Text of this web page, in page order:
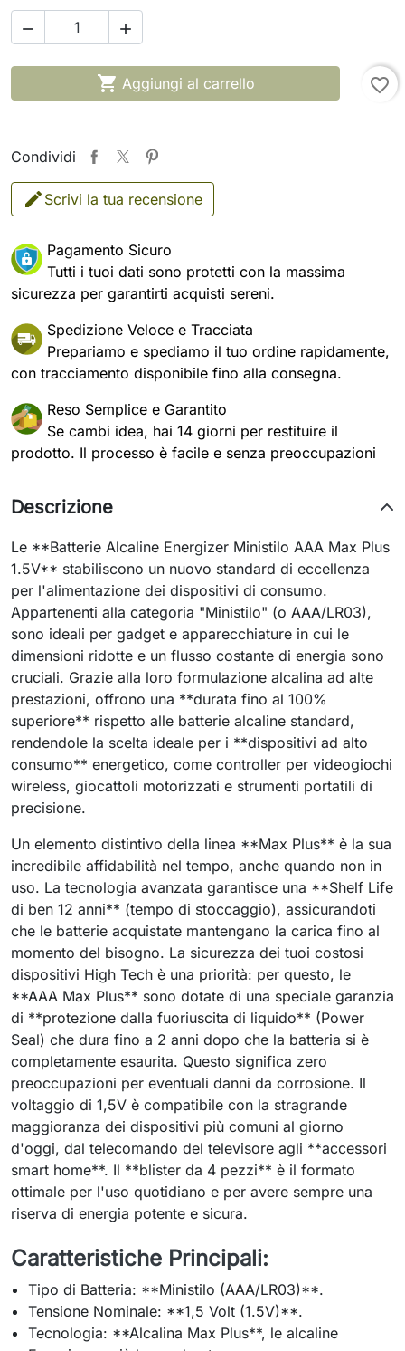
 
 Aggiungi al carrello favorite_border
Condividi
Scrivi la tua recensione
Pagamento Sicuro
Tutti i tuoi dati sono protetti con la massima
sicurezza per garantirti acquisti sereni.
Spedizione Veloce e Tracciata
Prepariamo e spediamo il tuo ordine rapidamente,
con tracciamento disponibile fino alla consegna.
Reso Semplice e Garantito
Se cambi idea, hai 14 giorni per restituire il
prodotto. Il processo è facile e senza preoccupazioni
Descrizione
Le **Batterie Alcaline Energizer Ministilo AAA Max Plus
1.5V** stabiliscono un nuovo standard di eccellenza
per l'alimentazione dei dispositivi di consumo.
Appartenenti alla categoria "Ministilo" (o AAA/LR03),
sono ideali per gadget e apparecchiature in cui le
dimensioni ridotte e un flusso costante di energia sono
cruciali. Grazie alla loro formulazione alcalina ad alte
prestazioni, offrono una **durata fino al 100%
superiore** rispetto alle batterie alcaline standard,
rendendole la scelta ideale per i **dispositivi ad alto
consumo** energetico, come controller per videogiochi
wireless, giocattoli motorizzati e strumenti portatili di
precisione.
Un elemento distintivo della linea **Max Plus** è la sua
incredibile affidabilità nel tempo, anche quando non in
uso. La tecnologia avanzata garantisce una **Shelf Life
di ben 12 anni** (tempo di stoccaggio), assicurandoti
che le batterie acquistate mantengano la carica fino al
momento del bisogno. La sicurezza dei tuoi costosi
dispositivi High Tech è una priorità: per questo, le
**AAA Max Plus** sono dotate di una speciale garanzia
di **protezione dalla fuoriuscita di liquido** (Power
Seal) che dura fino a 2 anni dopo che la batteria si è
completamente esaurita. Questo significa zero
preoccupazioni per eventuali danni da corrosione. Il
voltaggio di 1,5V è compatibile con la stragrande
maggioranza dei dispositivi più comuni al giorno
d'oggi, dal telecomando del televisore agli **accessori
smart home**. Il **blister da 4 pezzi** è il formato
ottimale per l'uso quotidiano e per avere sempre una
riserva di energia potente e sicura.
Caratteristiche Principali:
Tipo di Batteria: **Ministilo (AAA/LR03)**.
Tensione Nominale: **1,5 Volt (1.5V)**.
Tecnologia: **Alcalina Max Plus**, le alcaline